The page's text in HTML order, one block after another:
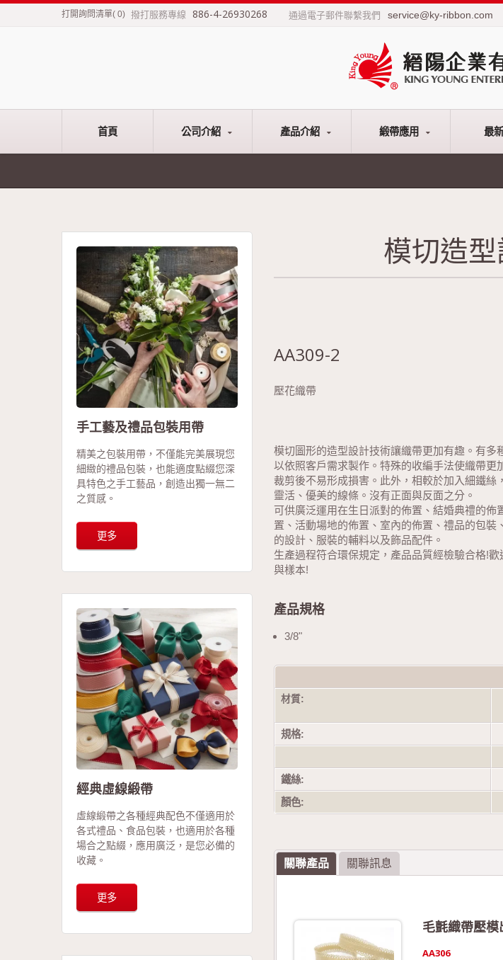
打開詢問清單( 0) 撥打服務專線 886-4-26930268 通過電子郵件聯繫我們 service@ky-ribbon.com
首頁 公司介紹 產品介紹 緞帶應用 最
手工藝及禮品包裝用帶
精美之包裝用帶，不僅能完美展現您
細緻的禮品包裝，也能適度點綴您深
具特色之手工藝品，創造出獨一無二
之質感。
更多
經典虛線緞帶
虛線緞帶之各種經典配色不僅適用於
各式禮品、食品包裝，也適用於各種
場合之點綴，應用廣泛，是您必備的
收藏。
更多
模切造
AA309-2
壓花織帶
模切圖形的造型設計技術讓織帶更加有趣。有多
以依照客戶需求製作。特殊的收編手法使織帶更
裁剪後不易形成損害。此外，相較於加入細鐵絲
靈活、優美的線條。沒有正面與反面之分。
可供廣泛運用在生日派對的佈置、結婚典禮的佈
置、活動場地的佈置、室內的佈置、禮品的包裝
的設計、服裝的輔料以及飾品配件。
生產過程符合環保規定，產品品質經檢驗合格!
與樣本!
產品規格
3/8"
材質:
規格:
鐵絲:
顏色:
關聯產品 關聯訊息
毛氈織帶壓
AA306